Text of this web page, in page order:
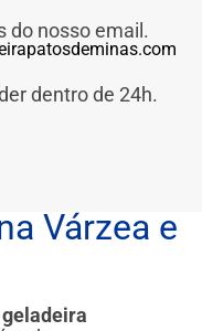
do nosso email.
dentro de 24h.
Várzea e